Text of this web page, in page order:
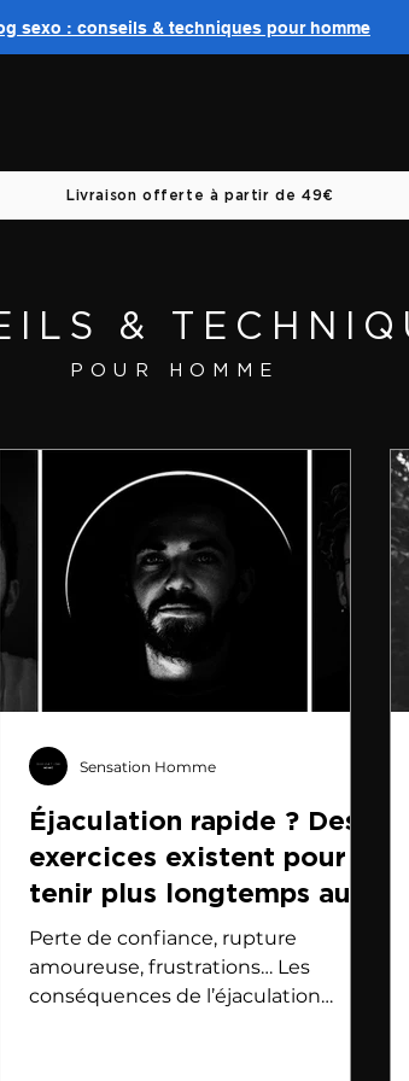
sexo : conseils & techniques pour homme
Livraison offerte à partir de 49€
&
POUR HOMME
Éjaculation rapide ? Des
exercices existent pour
tenir plus longtemps au
lit.
Perte de confiance, rupture
amoureuse, frustrations… Les
conséquences de l’éjaculation
Sensation Homme